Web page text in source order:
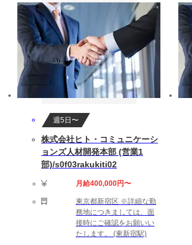
週5日〜
株式会社ヒト・コミュニケーシ
ョンズ人材開発本部 (営業1
部)/s0f03rakukiti02
月給400,000円〜
東京都新宿区 ※詳細な勤
務地につきましては、面
接時にご確認をお願いい
たします。 (東新宿駅)